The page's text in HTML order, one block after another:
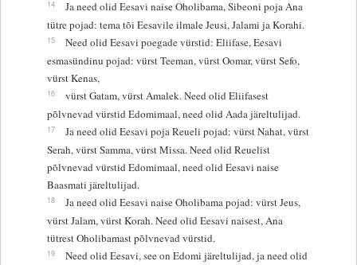
14
Ja need olid Eesavi naise Oholibama, Sibeoni poja Ana
tütre pojad: tema tõi Eesavile ilmale Jeusi, Jalami ja Korahi.
15
Need olid Eesavi poegade vürstid: Eliifase, Eesavi
esmasündinu pojad: vürst Teeman, vürst Oomar, vürst Sefo,
vürst Kenas,
16
vürst Gatam, vürst Amalek. Need olid Eliifasest
põlvnevad vürstid Edomimaal, need olid Aada järeltulijad.
17
Ja need olid Eesavi poja Reueli pojad: vürst Nahat, vürst
Serah, vürst Samma, vürst Missa. Need olid Reuelist
põlvnevad vürstid Edomimaal, need olid Eesavi naise
Baasmati järeltulijad.
18
Ja need olid Eesavi naise Oholibama pojad: vürst Jeus,
vürst Jalam, vürst Korah. Need olid Eesavi naisest, Ana
tütrest Oholibamast põlvnevad vürstid.
19
Need olid Eesavi, see on Edomi järeltulijad, ja need olid